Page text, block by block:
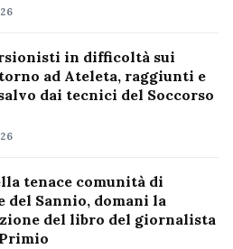
in difficoltà sui
ad Ateleta, raggiunti e
dai tecnici del Soccorso
tenace comunità di
del Sannio, domani la
del libro del giornalista